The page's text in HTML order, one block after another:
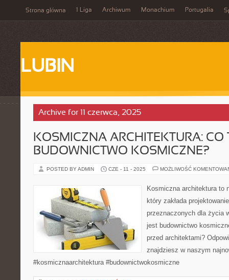
Strona główna 1 Liga Archiwum Monachium Portugalia
LUBIN
Archive for 11 czerwca, 2025
KOSMICZNA ARCHITEKTURA: CO
BUDOWNICTWO KOSMICZNE?
POSTED BY ADMIN CZE - 11 - 2025 MOŻLIWOŚĆ
Kosmiczna architektura to
który zakłada
przeznaczonych dla życia
jest budownictwo
przed architektami?
znajdziesz w naszym
#kosmicznaarchitektura #budownictwokosmiczne